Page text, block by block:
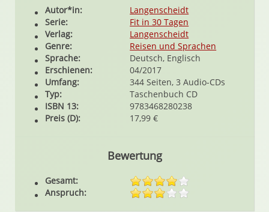
Autor*in:
Langenscheidt
Serie:
Fit in 30 Tagen
Verlag:
Langenscheidt
Genre:
Reisen und Sprachen
Sprache:
Deutsch, Englisch
Erschienen:
04/2017
Umfang:
344 Seiten, 3 Audio-CDs
Typ:
Taschenbuch CD
ISBN 13:
9783468280238
Preis (D):
17,99 €
Bewertung
Gesamt:
Anspruch: